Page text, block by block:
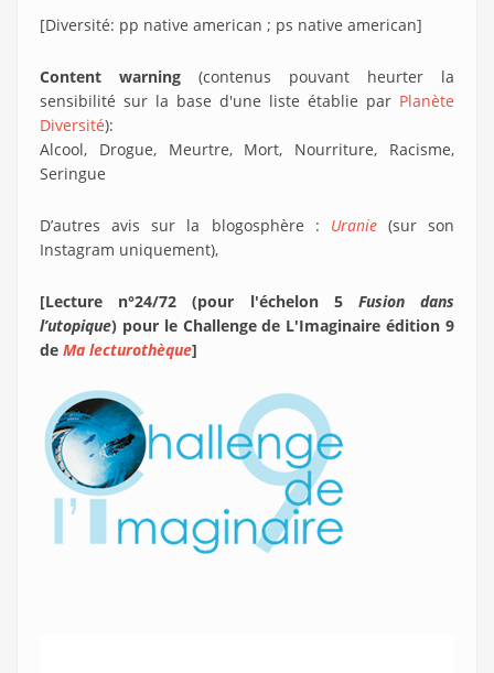
[Diversité: pp native american ; ps native american]
Content warning (contenus pouvant heurter la
sensibilité sur la base d'une liste établie par Planète
Diversité):
Alcool, Drogue, Meurtre, Mort, Nourriture, Racisme,
Seringue
D’autres avis sur la blogosphère : Uranie(sur son
Instagram uniquement),
[Lecture n°24/72 (pour l'échelon 5 Fusion dans
l’utopique) pour le Challenge de L'Imaginaire édition 9
de Ma lecturothèque]